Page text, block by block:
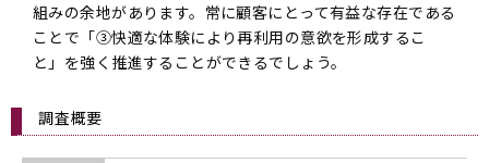
組みの余地があります。常に顧客にとって有益な存在である
ことで「③快適な体験により再利用の意欲を形成するこ
と」を強く推進することができるでしょう。
調査概要